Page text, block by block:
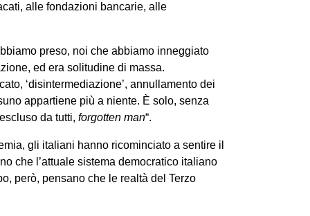
alle fondazioni bancarie, alle
preso, noi che abbiamo inneggiato
ed era solitudine di massa.
‘disintermediazione’, annullamento dei
appartiene più a niente. È solo, senza
da tutti, forgotten man“.
gli italiani hanno ricominciato a sentire il
che l’attuale sistema democratico italiano
però, pensano che le realtà del Terzo